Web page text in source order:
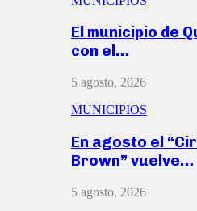
El municipio de
con el…
5 agosto, 2026
MUNICIPIOS
En agosto el
Brown” vuelve…
5 agosto, 2026